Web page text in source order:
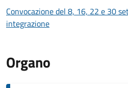
Convocazione del 8, 16, 22 e 30
integrazione
Organo